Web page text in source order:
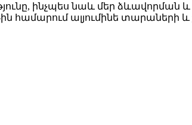
ինչպես նաև մեր
համարում ալյումինե տարաների